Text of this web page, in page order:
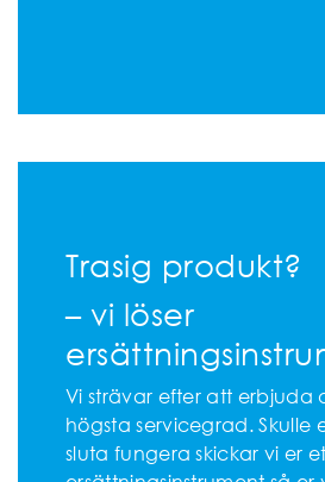
Trasig produkt?
– vi löser
Vi strävar efter att erbjuda
högsta servicegrad. Skulle
sluta fungera skickar vi er